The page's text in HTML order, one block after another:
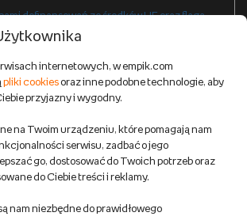
Empiku
zakupy w aplikacji. Pobierz i
zniżkowych.Dowiedz się więcej
internetowych, w empik.com
pliki cookiesoraz inne podobne technologie, aby
przyjazny i wygodny.
na Twoim urządzeniu, które pomagają nam
serwisu, zadbać o jego
go, dostosować do Twoich potrzeb oraz
do Ciebie treści i reklamy.
nam niezbędne do prawidłowego